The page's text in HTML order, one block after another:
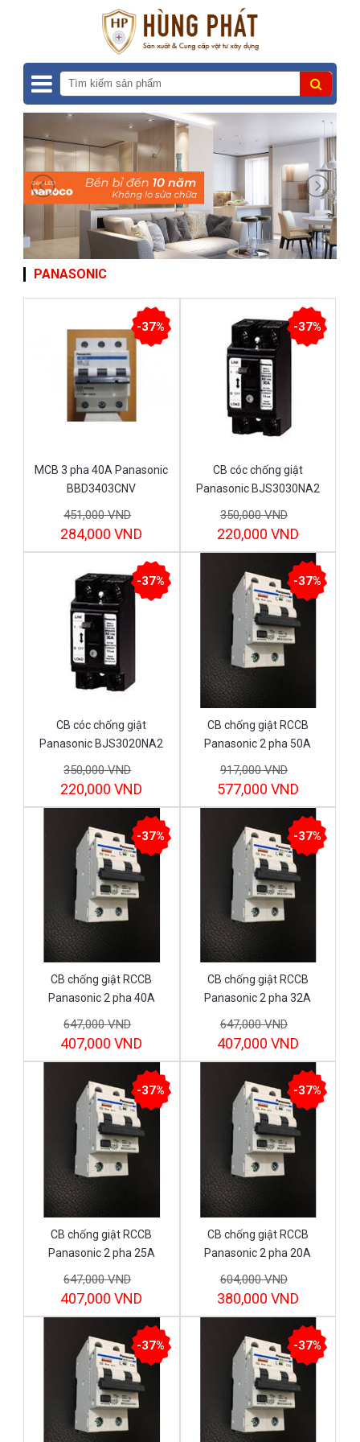
PANASONIC
-37%
MCB 3 pha 40A Panasonic
BBD3403CNV
451,000 VND
284,000 VND
-37%
CB cóc chống giật
Panasonic BJS3030NA2
350,000 VND
220,000 VND
-37%
CB cóc chống giật
Panasonic BJS3020NA2
350,000 VND
220,000 VND
-37%
CB chống giật RCCB
Panasonic 2 pha 50A
917,000 VND
577,000 VND
-37%
CB chống giật RCCB
Panasonic 2 pha 40A
BBDE24031CNV
647,000 VND
407,000 VND
-37%
CB chống giật RCCB
Panasonic 2 pha 32A
BBDE23231CNV
647,000 VND
407,000 VND
-37%
CB chống giật RCCB
Panasonic 2 pha 25A
647,000 VND
407,000 VND
-37%
CB chống giật RCCB
Panasonic 2 pha 20A
604,000 VND
380,000 VND
-37% -37%